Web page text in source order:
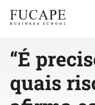
“É
quais